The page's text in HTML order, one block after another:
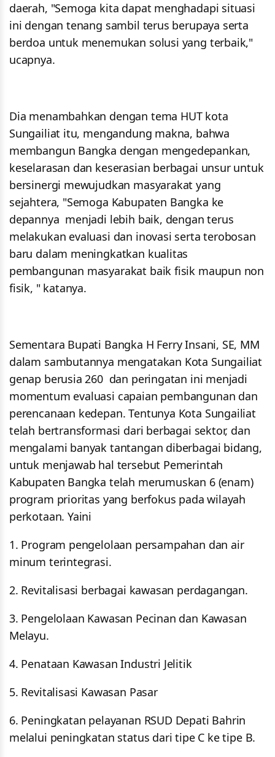
daerah, "Semoga kita dapat menghadapi situasi
ini dengan tenang sambil terus berupaya serta
berdoa untuk menemukan solusi yang terbaik,"
ucapnya.
Dia menambahkan dengan tema HUT kota
Sungailiat itu, mengandung makna, bahwa
membangun Bangka dengan mengedepankan,
keselarasan dan keserasian berbagai unsur untuk
bersinergi mewujudkan masyarakat yang
sejahtera, "Semoga Kabupaten Bangka ke
depannya menjadi lebih baik, dengan terus
melakukan evaluasi dan inovasi serta terobosan
baru dalam meningkatkan kualitas
pembangunan masyarakat baik fisik maupun non
fisik, " katanya.
Sementara Bupati Bangka H Ferry Insani, SE, MM
dalam sambutannya mengatakan Kota Sungailiat
genap berusia 260 dan peringatan ini menjadi
momentum evaluasi capaian pembangunan dan
perencanaan kedepan. Tentunya Kota Sungailiat
telah bertransformasi dari berbagai sektor, dan
mengalami banyak tantangan diberbagai bidang,
untuk menjawab hal tersebut Pemerintah
Kabupaten Bangka telah merumuskan 6 (enam)
program prioritas yang berfokus pada wilayah
perkotaan. Yaini
1. Program pengelolaan persampahan dan air
minum terintegrasi.
2. Revitalisasi berbagai kawasan perdagangan.
3. Pengelolaan Kawasan Pecinan dan Kawasan
Melayu.
4. Penataan Kawasan Industri Jelitik
5. Revitalisasi Kawasan Pasar
6. Peningkatan pelayanan RSUD Depati Bahrin
melalui peningkatan status dari tipe C ke tipe B.